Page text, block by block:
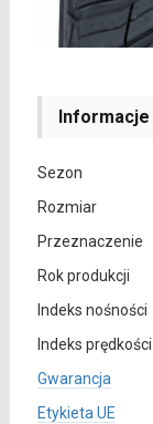
Informacje
Sezon
Rozmiar
Przeznaczenie
Rok produkcji
Indeks nośności
Indeks prędkości
Gwarancja
Etykieta UE